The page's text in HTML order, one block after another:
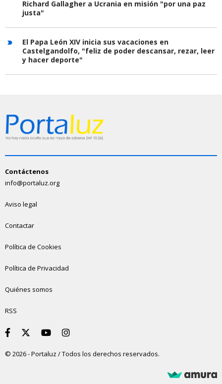
Richard Gallagher a Ucrania en misión "por una paz
justa"
El Papa León XIV inicia sus vacaciones en
Castelgandolfo, "feliz de poder descansar, rezar, leer
y hacer deporte"
Contáctenos
info@portaluz.org
Aviso legal
Contactar
Política de Cookies
Política de Privacidad
Quiénes somos
RSS
© 2026 - Portaluz / Todos los derechos reservados.